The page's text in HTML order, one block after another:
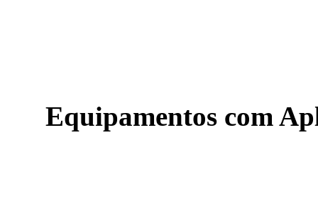
Equipamentos com